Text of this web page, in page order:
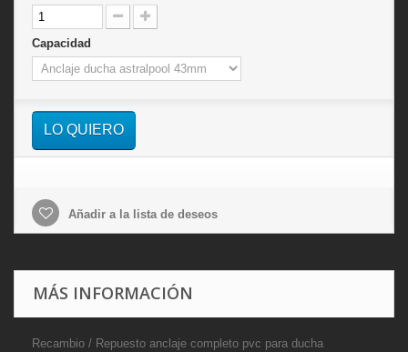
Capacidad
LO QUIERO
Añadir a la lista de deseos
MÁS INFORMACIÓN
Recambio / Repuesto anclaje completo pvc para ducha